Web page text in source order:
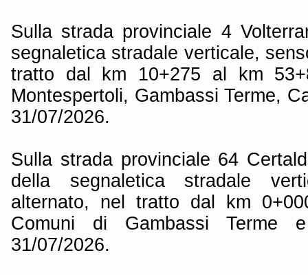
Sulla strada provinciale 4
segnaletica stradale verticale,
tratto dal km 10+275 al km
Montespertoli, Gambassi Terme,
31/07/2026.
Sulla strada provinciale 64
della segnaletica stradale
alternato, nel tratto dal km
Comuni di Gambassi Terme
31/07/2026.